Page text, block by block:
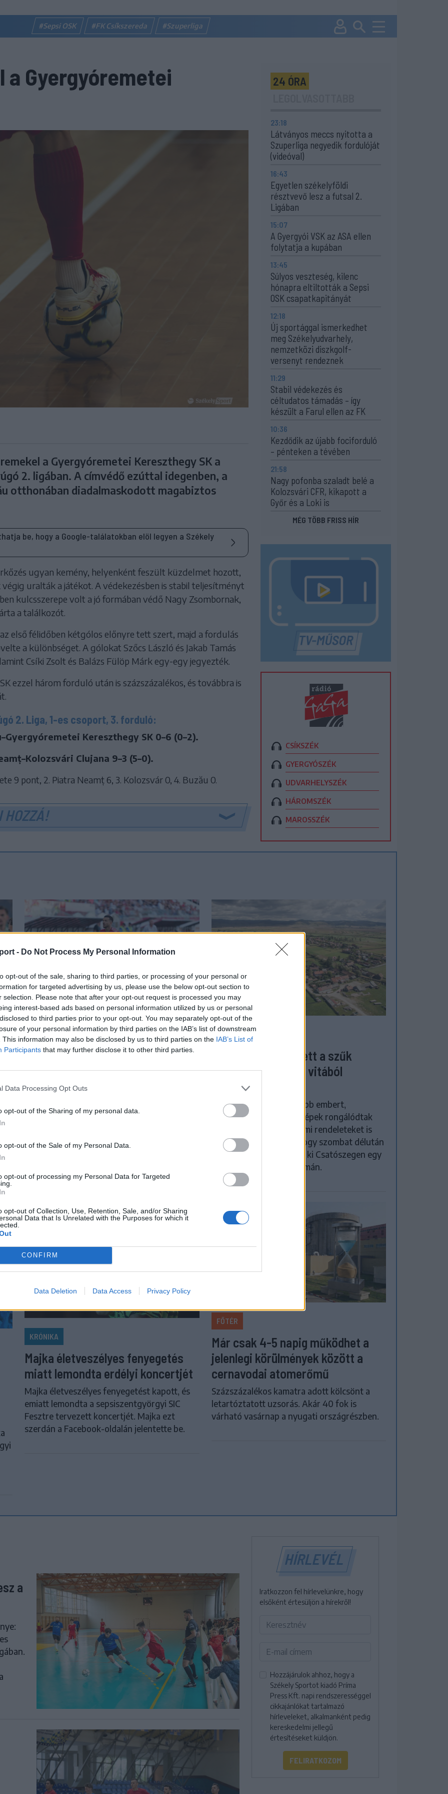
- Do Not Process My Personal Information
opt-out of the sale, sharing to third parties, or processing of your personal or
for targeted advertising by us, please use the below opt-out section to
selection. Please note that after your opt-out request is processed you may
interest-based ads based on personal information utilized by us or personal
to third parties prior to your opt-out. You may separately opt-out of the
of your personal information by third parties on the IAB’s list of downstream
This information may also be disclosed by us to third parties on the IAB’s List of
Participants that may further disclose it to other third parties.
Data Processing Opt Outs
opt-out of the Sharing of my personal data.
opt-out of the Sale of my Personal Data.
opt-out of processing my Personal Data for Targeted
opt-out of Collection, Use, Retention, Sale, and/or Sharing
Data that Is Unrelated with the Purposes for which it
CONFIRM
Data Deletion Data Access Privacy Policy
#Sepsi OSK #FK Csíkszereda #Szuperliga
Gyergyóremetei
a Gyergyóremetei Kereszthegy SK a
2. ligában. A címvédő ezúttal idegenben, a
otthonában diadalmaskodott magabiztos
be, hogy a Google-találatokban elöl legyen a Székely
ugyan kemény, helyenként feszült küzdelmet hozott,
végig uralták a játékot. A védekezésben is stabil teljesítményt
kulcsszerepe volt a jó formában védő Nagy Zsombornak,
a találkozót.
első félidőben kétgólos előnyre tett szert, majd a fordulás
a különbséget. A gólokat Szőcs László és Jakab Tamás
Csíki Zsolt és Balázs Fülöp Márk egy-egy jegyezték.
ezzel három forduló után is százszázalékos, és továbbra is
2. Liga, 1-es csoport, 3. forduló:
Kereszthegy SK 0–6 (0–2).
Clujana 9–3 (5–0).
9 pont, 2. Piatra Neamț 6, 3. Kolozsvár 0, 4. Buzău 0.
HOZZÁ!
24 ÓRA
23:18
Látványos meccs nyitotta a
Szuperliga negyedik fordulóját
(videóval)
16:43
Egyetlen székelyföldi
résztvevő lesz a futsal 2.
Ligában
15:07
A Gyergyói VSK az ASA ellen
folytatja a kupában
13:45
Súlyos veszteség, kilenc
hónapra eltiltották a Sepsi
OSK csapatkapitányát
12:18
Új sportággal ismerkedhet
meg Székelyudvarhely,
nemzetközi diszkgolf-
versenyt rendeznek
11:29
Stabil védekezés és
céltudatos támadás – így
készült a Farul ellen az FK
10:36
Kezdődik az újabb fociforduló
– pénteken a tévében
21:58
Nagy pofonba szaladt belé a
Kolozsvári CFR, kikapott a
Győr és a Loki is
MÉG TÖBB FRISS HÍR
CSÍKSZÉK
GYERGYÓSZÉK
UDVARHELYSZÉK
HÁROMSZÉK
MAROSSZÉK
Szembementek a trenddel: a Sepsi
OSK és az FK Csíkszereda kilóg a
idényében a 16 élvonalbeli klub közül 13
szerencsejáték-ipari vállalatot jelenít meg
Csíkszereda is.
SZÉKELYHON
Tömegverekedés lett a szűk
mezőgazdasági úti vitából
Csatószegen
Kórházba szállítottak több embert,
mezőgazdasági munkagépek rongálódtak
meg, és ideiglenes védelmi rendeleteket is
kibocsátottak azután, hogy szombat délután
súlyos konfliktus alakult ki Csatószegen egy
elsőbbségadási vita nyomán.
KRÓNIKA
Majka életveszélyes fenyegetés
miatt lemondta erdélyi koncertjét
Majka életveszélyes fenyegetést kapott, és
emiatt lemondta a sepsiszentgyörgyi SIC
Fesztre tervezett koncertjét. Majka ezt
szerdán a Facebook-oldalán jelentette be.
FŐTÉR
Már csak 4-5 napig működhet a
jelenlegi körülmények között a
cernavodai atomerőmű
Százszázalékos kamatra adott kölcsönt a
letartóztatott uzsorás. Akár 40 fok is
várható vasárnap a nyugati országrészben.
a
HÍRLEVÉL
Iratkozzon fel hírlevelünkre, hogy
elsőként értesüljön a hírekről!
Hozzájárulok ahhoz, hogy a
Székely Sportot kiadó Príma
Press Kft. napi rendszerességgel
cikkajánlókat tartalmazó
hírleveleket, alkalmanként pedig
kereskedelmi jellegű
értesítéseket küldjön.
FELIRATKOZOM